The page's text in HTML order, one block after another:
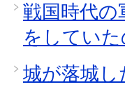
戦国時代の
をしてい
城が落城